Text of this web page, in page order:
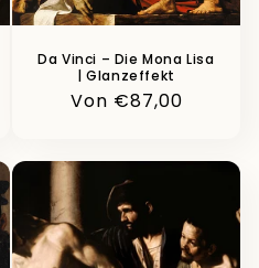
Da Vinci – Die Mona Lisa
| Glanzeffekt
Normaler
Von €87,00